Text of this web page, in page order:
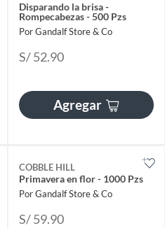
Disparando la brisa -
Rompecabezas - 500 Pzs
Por Gandalf Store & Co
S/ 52.90
Agregar
COBBLE HILL
Primavera en flor - 1000 Pzs
Por Gandalf Store & Co
S/ 59.90